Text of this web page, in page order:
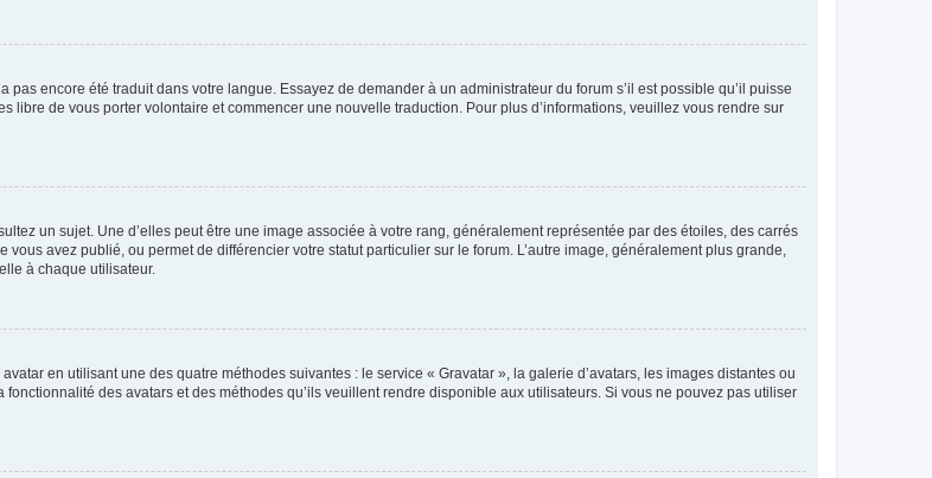
encore été traduit dans votre langue. Essayez de demander à un administrateur du forum s’il est possible qu’il puisse
libre de vous porter volontaire et commencer une nouvelle traduction. Pour plus d’informations, veuillez vous rendre sur
un sujet. Une d’elles peut être une image associée à votre rang, généralement représentée par des étoiles, des carrés
avez publié, ou permet de différencier votre statut particulier sur le forum. L’autre image, généralement plus grande,
à chaque utilisateur.
en utilisant une des quatre méthodes suivantes : le service « Gravatar », la galerie d’avatars, les images distantes ou
des avatars et des méthodes qu’ils veuillent rendre disponible aux utilisateurs. Si vous ne pouvez pas utiliser